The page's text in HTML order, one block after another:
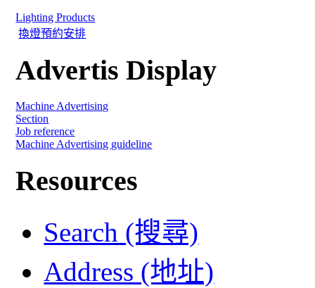
Lighting Products
換燈預約安排
Advertis Display
Machine Advertising
Section
Job reference
Machine Advertising guideline
Resources
Search (搜尋)
Address (地址)